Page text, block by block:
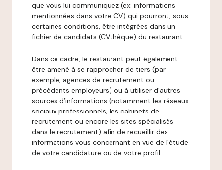
que vous lui communiquez (ex: informations
mentionnées dans votre CV) qui pourront, sous
certaines conditions, être intégrées dans un
fichier de candidats (CVthèque) du restaurant.
Dans ce cadre, le restaurant peut également
être amené à se rapprocher de tiers (par
exemple, agences de recrutement ou
précédents employeurs) ou à utiliser d’autres
sources d’informations (notamment les réseaux
sociaux professionnels, les cabinets de
recrutement ou encore les sites spécialisés
dans le recrutement) afin de recueillir des
informations vous concernant en vue de l’étude
de votre candidature ou de votre profil.